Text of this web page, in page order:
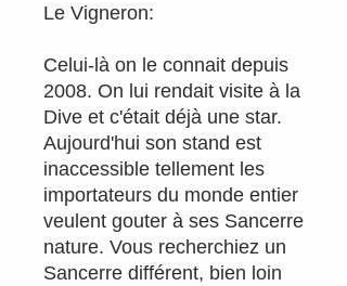
Le Vigneron:
Celui-là on le connait depuis
2008. On lui rendait visite à la
Dive et c'était déjà une star.
Aujourd'hui son stand est
inaccessible tellement les
importateurs du monde entier
veulent gouter à ses Sancerre
nature. Vous recherchiez un
Sancerre différent, bien loin